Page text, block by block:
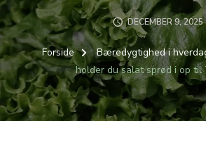
DECEMBER 9, 2025
Forside Bæredygtighed i
holder du salat sprød i op til